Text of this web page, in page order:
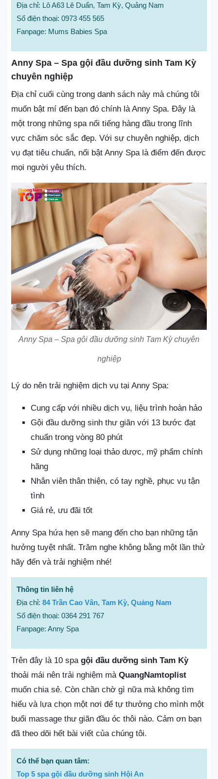
Địa chỉ: Lô A63 Lê Duẩn, Tam Kỳ, Quảng Nam
Số điện thoại: 0973 455 565
Fanpage: Mums Babies Spa
Anny Spa – Spa gội đầu dưỡng sinh Tam Kỳ
chuyên nghiệp
Địa chỉ cuối cùng trong danh sách này mà chúng tôi
muốn bật mí đến bạn đó chính là Anny Spa. Đây là
một trong những spa nổi tiếng hàng đầu trong lĩnh
vực chăm sóc sắc đẹp. Với sự chuyên nghiệp, dịch
vụ đạt tiêu chuẩn, nổi bật Anny Spa là điểm đến được
mọi người yêu thích.
Anny Spa – Spa gội đầu dưỡng sinh Tam Kỳ chuyên
nghiệp
Lý do nên trải nghiệm dịch vụ tại Anny Spa:
Cung cấp với nhiều dịch vụ, liệu trình hoàn hảo
Gội đầu dưỡng sinh thư giãn với 13 bước đạt
chuẩn trong vòng 80 phút
Sử dụng những loại thảo dược, mỹ phẩm chính
hãng
Nhân viên thân thiện, có tay nghề, phục vụ tận
tình
Giá rẻ, ưu đãi tốt
Anny Spa hứa hẹn sẽ mang đến cho bạn những tận
hưởng tuyệt nhất. Trăm nghe không bằng một lần thử
hãy đến và trải nghiệm nhé!
Thông tin liên hệ
Địa chỉ: 84 Trần Cao Vân, Tam Kỳ, Quảng Nam
Số điện thoại: 0364 291 767
Fanpage: Anny Spa
Trên đây là 10 spa gội đầu dưỡng sinh Tam Kỳ
thoải mái nên trải nghiệm mà QuangNamtoplist
muốn chia sẻ. Còn chần chờ gì nữa mà không tìm
hiểu và lựa chọn một nơi để tự thưởng cho mình một
buổi massage thư giãn đầu óc thôi nào. Cảm ơn bạn
đã theo dõi hết bài viết của chúng tôi.
Có thể bạn quan tâm:
Top 5 spa gội đầu dưỡng sinh Hội An